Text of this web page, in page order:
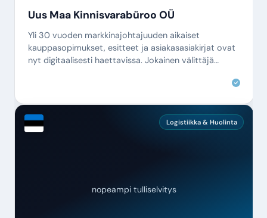
Uus Maa Kinnisvarabüroo OÜ
Yli 30 vuoden markkinajohtajuuden aikaiset
kauppasopimukset, esitteet ja asiakasasiakirjat ovat
nyt digitaalisesti haettavissa. Jokainen välittäjä
Logistiikka & Huolinta
nopeampi tulliselvitys